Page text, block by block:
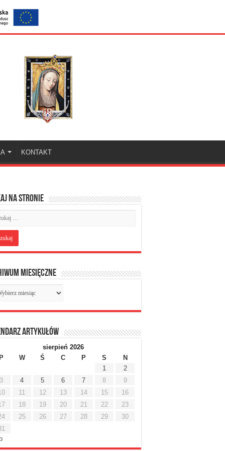
KONTAKT
na stronie
miesięczne
artykułów
sierpień 2026
P
W Ś C P S
N
1
2
3
4 5 6 7 8
9
11 12 13 14 15
16
18 19 20 21 22
23
25 26 27 28 29
30